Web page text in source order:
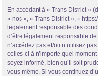
En accédant à « Trans District »
« nos », « Trans District », «
légalement responsable des
d’être légalement responsable
n’accédez pas et/ou n’utilisez
celles-ci à n’importe quel
soyez informé, bien qu’il soit
vous-même. Si vous continuez